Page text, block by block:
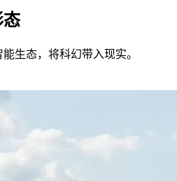
态
生态，将科幻带入现实。